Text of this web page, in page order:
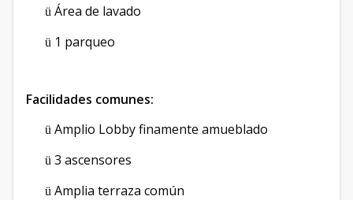
ü Área de lavado
ü 1 parqueo
Facilidades comunes:
ü Amplio Lobby finamente amueblado
ü 3 ascensores
ü Amplia terraza común